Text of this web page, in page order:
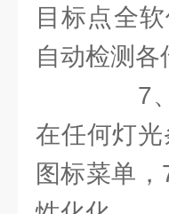
目标点全
自动检测
7、
在任何灯
图标菜单